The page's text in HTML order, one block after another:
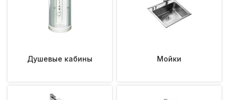
Душевые кабины Мойки